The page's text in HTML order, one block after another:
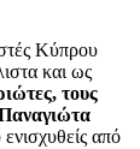
Κύπρου
και ως
τους
από